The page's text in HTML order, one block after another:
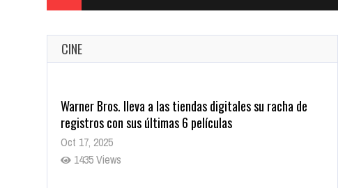
CINE
Warner Bros. lleva a las tiendas digitales su racha de
registros con sus últimas 6 películas
Oct 17, 2025
1435 Views